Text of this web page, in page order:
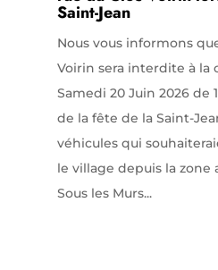
Saint-Jean
Nous vous informons
Voirin sera interdite à la
Samedi 20 Juin 2026 de
de la fête de la Saint-
véhicules qui
le village depuis la zone
Sous les Murs...